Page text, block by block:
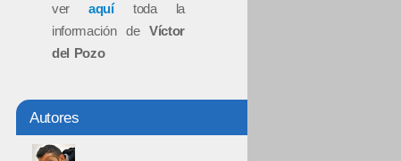
veraquítoda la
información de Víctor
del Pozo
Autores